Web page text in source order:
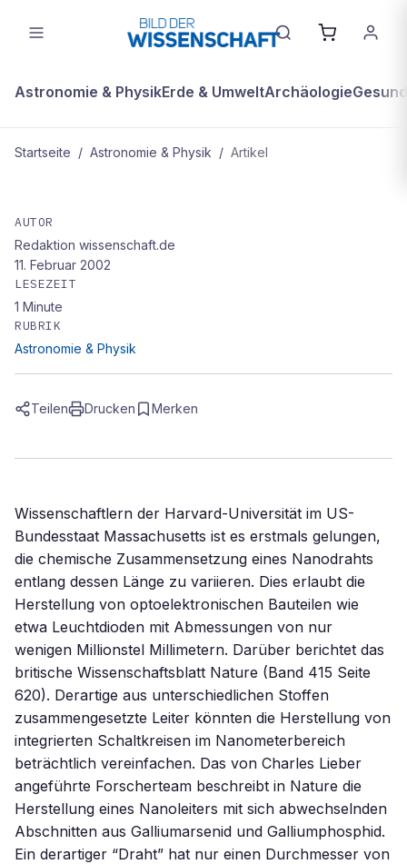
Astronomie & PhysikErde & UmweltArchäologie
Startseite / Astronomie & Physik / Artikel
Harvard-Forscher stellen Konzept
für "Nano-Leuchtdiode" vor
AUTOR
Redaktion wissenschaft.de
11. Februar 2002
LESEZEIT
1 Minute
RUBRIK
Astronomie & Physik
Teilen Drucken Merken
Wissenschaftlern der Harvard-Universität im US-
Bundesstaat Massachusetts ist es erstmals gelungen,
die chemische Zusammensetzung eines Nanodrahts
entlang dessen Länge zu variieren. Dies erlaubt die
Herstellung von optoelektronischen Bauteilen wie
etwa Leuchtdioden mit Abmessungen von nur
wenigen Millionstel Millimetern. Darüber berichtet das
britische Wissenschaftsblatt Nature (Band 415 Seite
620). Derartige aus unterschiedlichen Stoffen
zusammengesetzte Leiter könnten die Herstellung von
integrierten Schaltkreisen im Nanometerbereich
beträchtlich vereinfachen. Das von Charles Lieber
angeführte Forscherteam beschreibt in Nature die
Herstellung eines Nanoleiters mit sich abwechselnden
Abschnitten aus Galliumarsenid und Galliumphosphid.
Ein derartiger “Draht” hat nur einen Durchmesser von